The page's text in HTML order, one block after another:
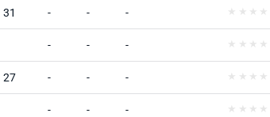
31 - - -
- - -
27 - - -
- - -